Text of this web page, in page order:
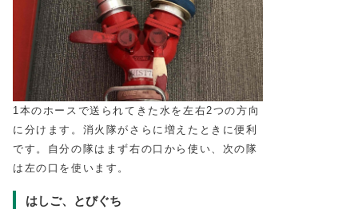
1本のホースで送られてきた水を左右2つの方向
に分けます。消火隊がさらに増えたときに便利
です。自分の隊はまず右の口から使い、次の隊
は左の口を使います。
はしご、とびぐち